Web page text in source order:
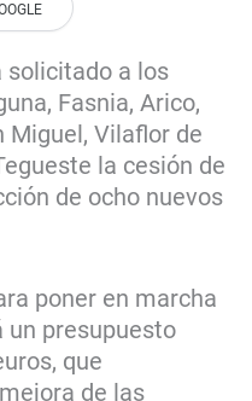
solicitado a los
Fasnia, Arico,
Miguel, Vilaflor de
la cesión de
de ocho nuevos
poner en marcha
un presupuesto
que
de las